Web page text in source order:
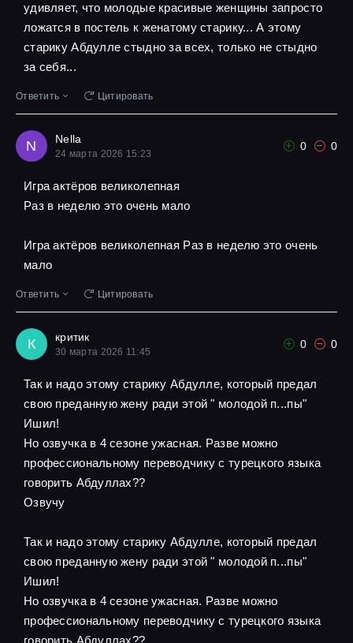
удивляет, что молодые красивые женщины запросто
ложатся в постель к женатому старику... А этому
старику Абдулле стыдно за всех, только не стыдно
за себя...
Ответить Цитировать
N Nella
24 марта 2026 15:23
0 0
Игра актёров великолепная
Pаз в неделю это очень мало
Игра актёров великолепная Pаз в неделю это очень
мало
Ответить Цитировать
К критик
30 марта 2026 11:45
0 0
Так и надо этому старику Абдулле, который предал
свою преданную жену ради этой " молодой п...пы"
Ишил!
Но озвучка в 4 сезоне ужасная. Разве можно
профессиональному переводчику с турецкого языка
говорить Абдуллах??
Озвучу
Так и надо этому старику Абдулле, который предал
свою преданную жену ради этой " молодой п...пы"
Ишил!
Но озвучка в 4 сезоне ужасная. Разве можно
профессиональному переводчику с турецкого языка
говорить Абдуллах??